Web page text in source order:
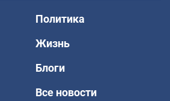
Политика
Жизнь
Блоги
Все новости